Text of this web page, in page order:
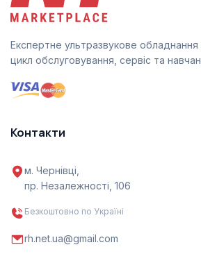
Експертне ультразвукове
цикл обслуговування, сервіс та
Контакти
м. Чернівці,
пр. Незалежності, 106
Безкоштовно по Україні
rh.net.ua@gmail.com